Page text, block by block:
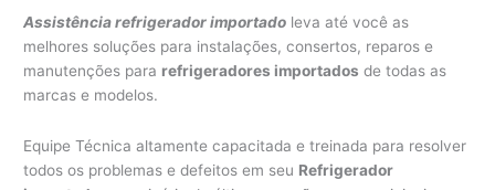
Assistência refrigerador importado leva até você as
melhores soluções para instalações, consertos, reparos e
manutenções para refrigeradores importados de todas as
marcas e modelos.
Equipe Técnica altamente capacitada e treinada para resolver
todos os problemas e defeitos em seu Refrigerador